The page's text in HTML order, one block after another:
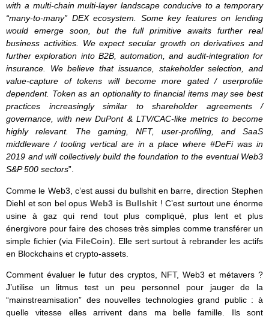
with a multi-chain multi-layer landscape conducive to a temporary
“many-to-many” DEX ecosystem. Some key features on lending
would emerge soon, but the full primitive awaits further real
business activities. We expect secular growth on derivatives and
further exploration into B2B, automation, and audit-integration for
insurance. We believe that issuance, stakeholder selection, and
value-capture of tokens will become more gated / userprofile
dependent. Token as an optionality to financial items may see best
practices increasingly similar to shareholder agreements /
governance, with new DuPont & LTV/CAC-like metrics to become
highly relevant. The gaming, NFT, user-profiling, and SaaS
middleware / tooling vertical are in a place where #DeFi was in
2019 and will collectively build the foundation to the eventual Web3
S&P 500 sectors”.
Comme le Web3, c’est aussi du bullshit en barre, direction Stephen
Diehl et son bel opus Web3 is Bullshit ! C’est surtout une énorme
usine à gaz qui rend tout plus compliqué, plus lent et plus
énergivore pour faire des choses très simples comme transférer un
simple fichier (via FileCoin). Elle sert surtout à rebrander les actifs
en Blockchains et crypto-assets.
Comment évaluer le futur des cryptos, NFT, Web3 et métavers ?
J’utilise un litmus test un peu personnel pour jauger de la
“mainstreamisation” des nouvelles technologies grand public : à
quelle vitesse elles arrivent dans ma belle famille. Ils sont